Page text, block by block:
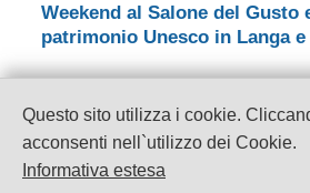
Questo sito utilizza i cookie.
acconsenti nell`utilizzo dei Cookie.
Informativa estesa
Weekend al Salone del Gusto
patrimonio Unesco in Langa